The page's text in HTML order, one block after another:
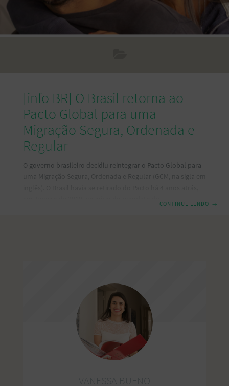
[info BR] O Brasil retorna ao
Pacto Global para uma
Migração Segura, Ordenada e
Regular
O governo brasileiro decidiu reintegrar o Pacto Global para
uma Migração Segura, Ordenada e Regular (GCM, na sigla em
CONTINUE LENDO →